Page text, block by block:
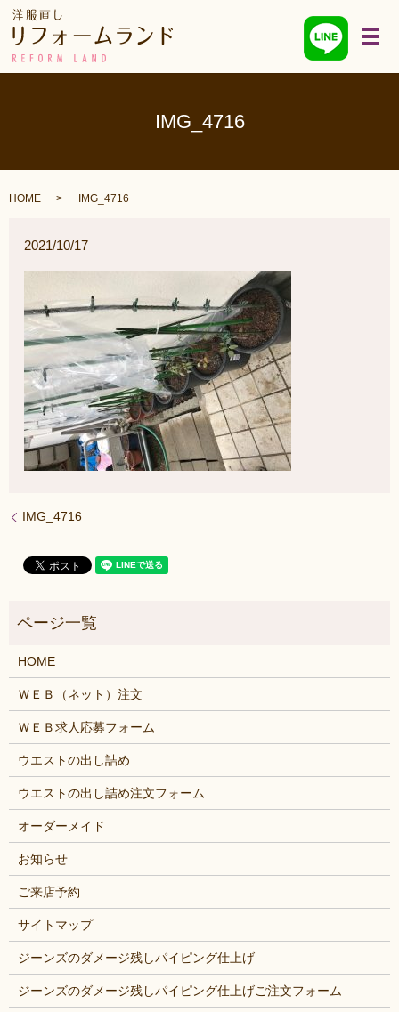
メ
IMG_4716
HOME IMG_4716
2021/10/17
IMG_4716
HOME
ＷＥＢ（ネット）注文
ＷＥＢ求人応募フォーム
ウエストの出し詰め
ウエストの出し詰め注文フォーム
オーダーメイド
お知らせ
ご来店予約
サイトマップ
ジーンズのダメージ残しパイピング仕上げ
ジーンズのダメージ残しパイピング仕上げご注文フォーム